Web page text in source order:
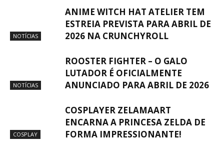
NOTÍCIAS
ANIME WITCH HAT ATELIER TEM
ESTREIA PREVISTA PARA ABRIL DE
2026 NA CRUNCHYROLL
NOTÍCIAS
ROOSTER FIGHTER – O GALO
LUTADOR É OFICIALMENTE
ANUNCIADO PARA ABRIL DE 2026
COSPLAY
COSPLAYER ZELAMAART
ENCARNA A PRINCESA ZELDA DE
FORMA IMPRESSIONANTE!